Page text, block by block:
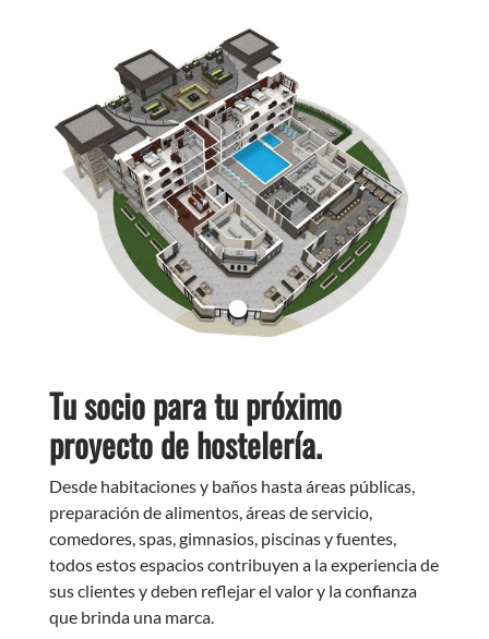
Tu socio para tu próximo
proyecto de hostelería.
Desde habitaciones y baños hasta áreas públicas,
preparación de alimentos, áreas de servicio,
comedores, spas, gimnasios, piscinas y fuentes,
todos estos espacios contribuyen a la experiencia de
sus clientes y deben reflejar el valor y la confianza
que brinda una marca.